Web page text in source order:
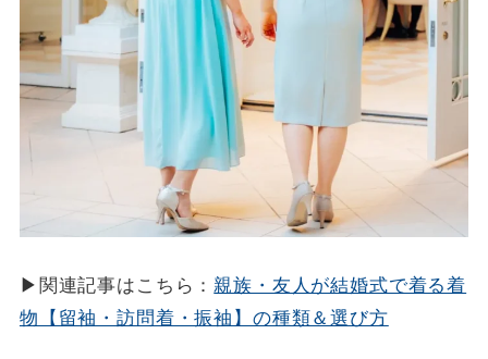
▶関連記事はこちら： 親族・友人が結婚式で着る着
物【留袖・訪問着・振袖】の種類＆選び方